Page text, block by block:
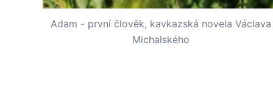
Adam - první člověk, kavkazská novela Václava
Michalského